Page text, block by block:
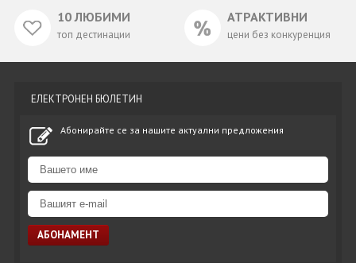
10 ЛЮБИМИ
топ дестинации
АТРАКТИВНИ
цени без конкуренция
ЕЛЕКТРОНЕН БЮЛЕТИН
Абонирайте се за нашите актуални предложения